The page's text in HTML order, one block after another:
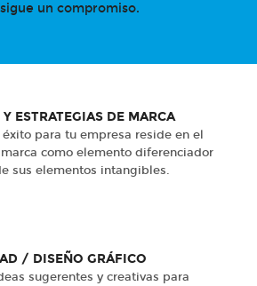
un compromiso.
ESTRATEGIAS DE MARCA
éxito para tu empresa reside en el
como elemento diferenciador
sus elementos intangibles.
/ DISEÑO GRÁFICO
sugerentes y creativas para